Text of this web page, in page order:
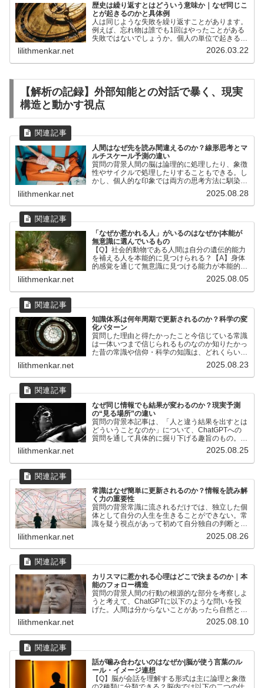
歴史は繰り返すとはどういう意味か｜なぜ同じこ
とが起きるのかと具体例
人は同じような失敗を繰り返すことがあります。
例えば、忘れ物は誰でも1回はやったことがある
失敗ではないでしょうか。個人の単位で起きるこ
とは、歴史という時間スケールで見ても似たよう
な現象を見つけることができます。そういうとき
「歴史は繰り返す」と...
lilithmenkar.net 2026.03.22
【解析の記録】外部知能との対話で暴く、現実
構造と動かす視点
人間はなぜ先を読み間違えるのか？線形思考とマ
ルチスケール予測の違い
質問の背景人間の脳は論理的に処理したり、象徴
性やサイクルで処理したりすることもできる。し
かし、個人的な印象では両方の思考方法に馴染ん
でいる人は少なく、片方に偏って処理しているこ
との方が多いと感じる。このため、まず脳が2種
類の情報処理方法を持...
lilithmenkar.net 2025.08.28
「なぜか惹かれる人」がいるのはなぜか|本能が
無意識に選んでいるもの
【Q】社会的動物である人間は自分の遺伝的能力
を補える人を本能的に見つけられる？【A】身体
的感覚を通じて無意識に見つける能力が本能的に
備わっている【人間の本能的な観点】意識的に計
算して見つけるわけではない遺伝的・神経的に備
わった「補完性への感...
lilithmenkar.net 2025.08.05
知識体系は何年周期で更新されるのか？科学の変
化パターン
質問した理由と得たかったこと今信じている常識
は一体いつまで信じられるものなのか知りたかっ
た昔の常識や信仰・科学の知識は、どれくらいの
年数維持されたのか知りたかったその時代の常識
を信じることにどれくらいの意味と価値があるの
か個人的に知りたかっ...
lilithmenkar.net 2025.08.23
なぜ同じ情報でも結果が変わるのか？現実予測
の“見る場所”の違い
質問の背景本記事は、「人と違う結果を出すとは
どういうことなのか」について、ChatGPTへの
質問を通して具体的に掘り下げる趣旨のもの。個
人的な解釈では「人と違う結果が出る」のは特別
なことではなく、観察と理解の積み重ねというふ
うに考えているの...
lilithmenkar.net 2025.08.25
常識はなぜ簡単に更新されるのか？情報を読み解
く力の重要性
質問の背景常識に流されるだけでは、独立した個
体として自分の人生を生きることができない。常
識を疑う視点があって初めて自分独自の判断と基
準を持って生きることができるのである。本記事
は、ChatGPTへの質問を通して、自分の人生を
自立させるために...
lilithmenkar.net 2025.08.26
カリスマに惹かれる心理はどこで決まるのか｜本
能のフォロー構造
質問の背景人間の行動の根源的な部分を考察しよ
うと考えて、ChatGPTに以下のような問いを投
げた。人間は分からないことがあったら自然と誰
かになにか聞いてしまうものだが、積極的に教え
る立場になろうとする人は、どちらかといえば少
数派という印象が...
lilithmenkar.net 2025.08.10
話が噛み合わないのはなぜか|脳が使う言葉のル
ール・イメージ連想
【Q】脳が会話を理解する形式は主に論理と象徴